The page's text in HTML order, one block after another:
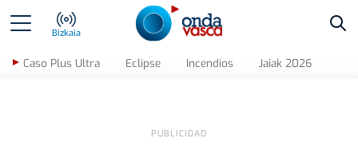
Bizkaia
Caso Plus Ultra Eclipse Incendios Jaiak 2026